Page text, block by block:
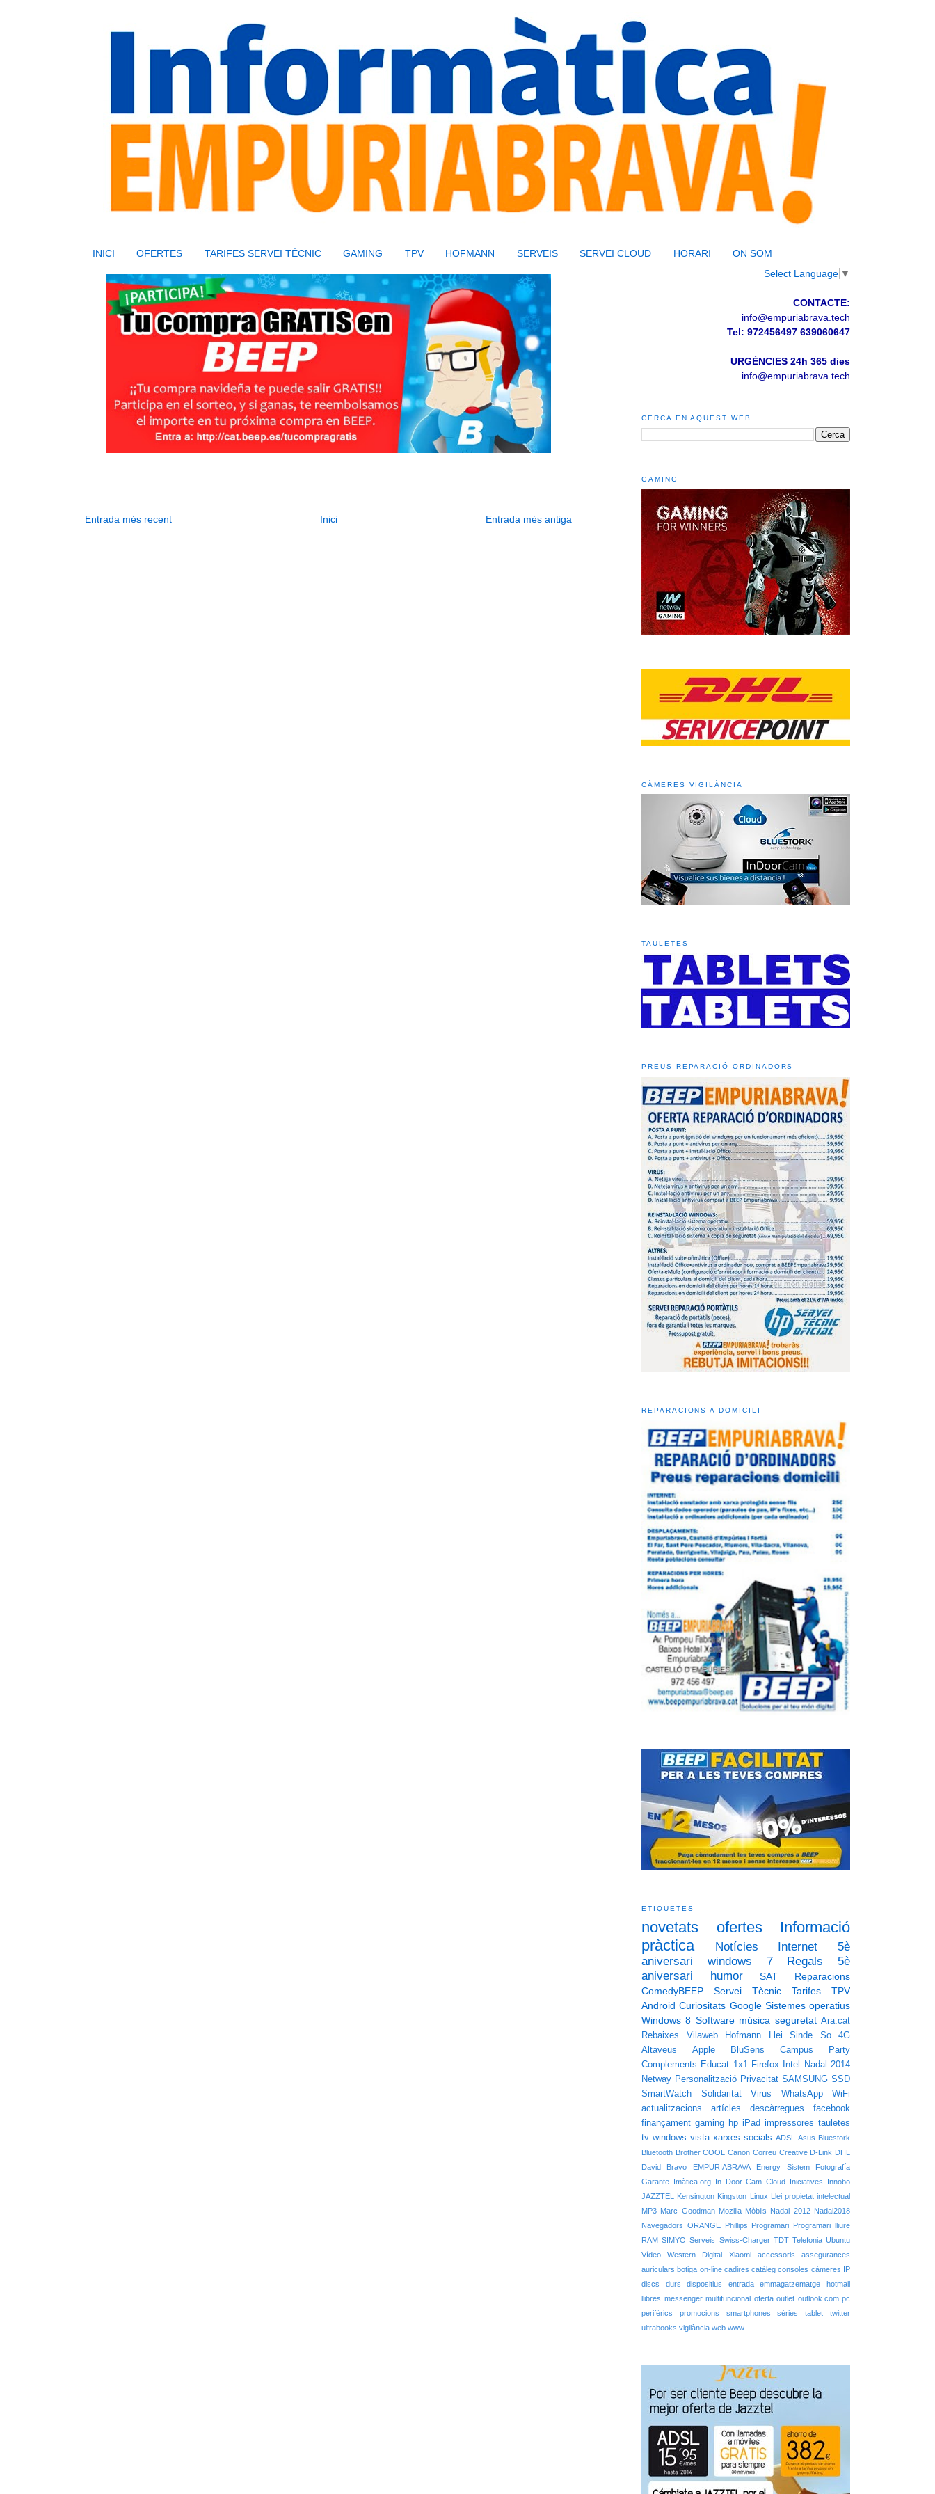
INICI OFERTES TARIFES SERVEI TÈCNIC GAMING TPV HOFMANN SERVEIS SERVEI CLOUD HORARI ON SOM
Entrada més recent Entrada més antiga
Inici
Select Language ▼
CONTACTE:
info@empuriabrava.tech
Tel: 972456497 639060647
URGÈNCIES 24h 365 dies
info@empuriabrava.tech
CERCA EN AQUEST WEB
GAMING
CÀMERES VIGILÀNCIA
TAULETES
PREUS REPARACIÓ ORDINADORS
REPARACIONS A DOMICILI
ETIQUETES
novetats ofertes
Informació
pràctica
Notícies Internet
5è
aniversari
windows 7
Regals 5è
aniversari
humor SAT
Reparacions
ComedyBEEP
Servei Tècnic Tarifes
TPV
Android Curiositats Google Sistemes operatius
Windows 8 Software música seguretat Ara.cat
Rebaixes
Vilaweb Hofmann Llei Sinde So
4G
Altaveus
Apple BluSens
Campus Party
Complements Educat 1x1 Firefox Intel
Nadal 2014
Netway Personalització Privacitat SAMSUNG SSD
SmartWatch
Solidaritat Virus WhatsApp
WiFi
actualitzacions
artícles descàrregues
facebook
finançament gaming hp iPad impressores tauletes
tv windows vista xarxes socials ADSL Asus Bluestork
Bluetooth Brother COOL Canon Correu Creative D-Link DHL
David Bravo
EMPURIABRAVA Energy Sistem
Fotografía
Garante Imàtica.org In Door Cam Cloud Iniciatives
Innobo
JAZZTEL
Kensington Kingston Linux Llei propietat intelectual
MP3 Marc Goodman Mozilla Mòbils Nadal 2012 Nadal2018
Navegadors ORANGE Phillips Programari Programari lliure
RAM SIMYO Serveis Swiss-Charger TDT Telefonia Ubuntu
Vídeo
Western Digital Xiaomi accessoris
assegurances
auriculars botiga on-line cadires catàleg consoles càmeres IP
discs durs
dispositius entrada emmagatzematge
hotmail
llibres messenger multifuncional oferta outlet outlook.com pc
perifèrics
promocions smartphones sèries tablet
twitter
ultrabooks vigilància web www